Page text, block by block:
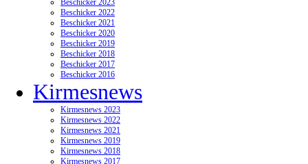
Beschicker 2023
Beschicker 2022
Beschicker 2021
Beschicker 2020
Beschicker 2019
Beschicker 2018
Beschicker 2017
Beschicker 2016
Kirmesnews
Kirmesnews 2023
Kirmesnews 2022
Kirmesnews 2021
Kirmesnews 2019
Kirmesnews 2018
Kirmesnews 2017